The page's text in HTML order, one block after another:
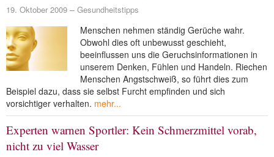
19. Oktober 2009 Gesundheitstipps
Menschen nehmen ständig Gerüche wahr.
Obwohl dies oft unbewusst geschieht,
beeinflussen uns die Geruchsinformationen in
unserem Denken, Fühlen und Handeln. Riechen
Menschen Angstschweiß, so führt dies zum
Beispiel dazu, dass sie selbst Furcht empfinden und sich
vorsichtiger verhalten. mehr...
Experten warnen Sportler: Kein Schmerzmittel vorab,
nicht zu viel Wasser